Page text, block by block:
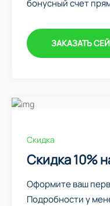
бонусный счет
ЗАКАЗАТЬ
Скидка
Скидка 10%
Оформите ваш
Подробности у